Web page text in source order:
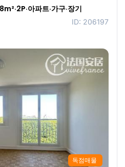
아파트·가구·장기
ID: 206197
독점매물